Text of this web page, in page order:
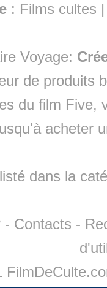
: Films cultes
Voyage:
de produits
du film Five,
acheter
dans la
- Contacts -